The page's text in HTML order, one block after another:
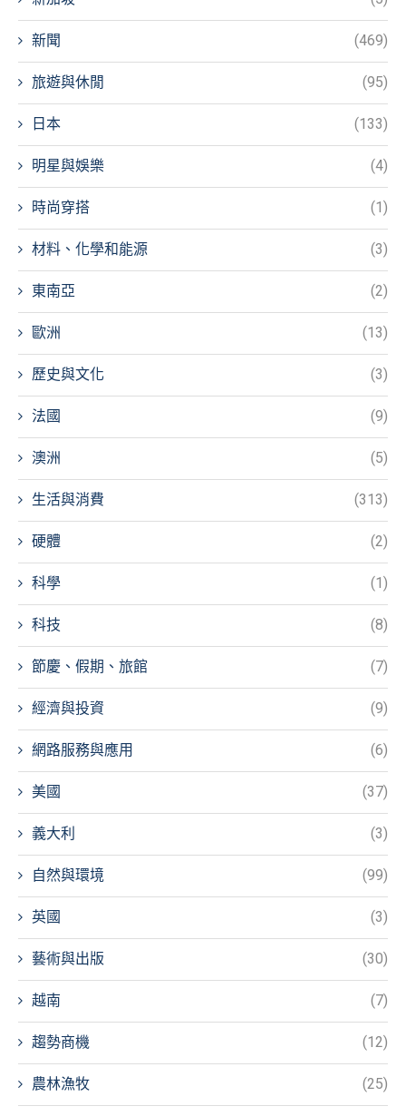
新聞 (469)
旅遊與休閒 (95)
日本 (133)
明星與娛樂 (4)
時尚穿搭 (1)
材料、化學和能源 (3)
東南亞 (2)
歐洲 (13)
歷史與文化 (3)
法國 (9)
澳洲 (5)
生活與消費 (313)
硬體 (2)
科學 (1)
科技 (8)
節慶、假期、旅館 (7)
經濟與投資 (9)
網路服務與應用 (6)
美國 (37)
義大利 (3)
自然與環境 (99)
英國 (3)
藝術與出版 (30)
越南 (7)
趨勢商機 (12)
農林漁牧 (25)